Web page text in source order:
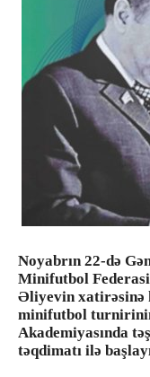
Noyabrın 22-də
Minifutbol
Əliyevin xatirəsinə
minifutbol
Akademiyasında
təqdimatı ilə